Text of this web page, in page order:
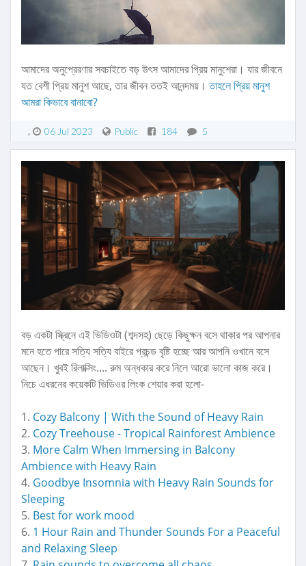
আমাদের অনুপ্রেরণার সবচাইতে বড় উৎস আমাদের প্রিয় মানুশেরা। যার জীবনে
যত বেশী প্রিয় মানুশ আছে, তার জীবন ততই আনন্দময়।তাহলে প্রিয় মানুশ
আমরা কিভাবে বানাবো?
06 Jul 2023 Public 184 5
বড় একটা স্ক্রিনে এই ভিডিওটা (শব্দসহ) ছেড়ে কিছুক্ষন বসে থাকার পর আপনার
মনে হতে পারে সত্যি সত্যি বাইরে প্রচন্ড বৃষ্টি হচ্ছে আর আপনি ওখানে বসে
আছেন। খুবই রিলাক্সিং.... রুম অন্ধকার করে নিলে আরো ভালো কাজ করে।
নিচে এধরনের কয়েকটি ভিডিওর লিংক শেয়ার করা হলো-
1. Cozy Balcony | With the Sound of Heavy Rain
2. Cozy Treehouse - Tropical Rainforest Ambience
3. More Calm When Immersing in Balcony
Ambience with Heavy Rain
4. Goodbye Insomnia with Heavy Rain Sounds for
Sleeping
5. Best for work mood
6. 1 Hour Rain and Thunder Sounds For a Peaceful
and Relaxing Sleep